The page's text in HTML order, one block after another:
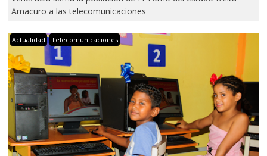
Amacuro a las telecomunicaciones
Actualidad Telecomunicaciones